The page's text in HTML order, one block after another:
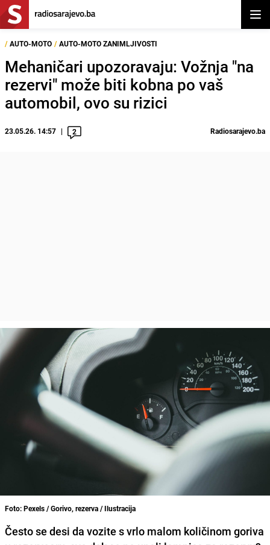
/ AUTO-MOTO / AUTO-MOTO ZANIMLJIVOSTI
Mehaničari upozoravaju: Vožnja "na
rezervi" može biti kobna po vaš
automobil, ovo su rizici
23.05.26. 14:57 2 Radiosarajevo.ba
Foto: Pexels / Gorivo, rezerva / Ilustracija
Često se desi da vozite s vrlo malom količinom goriva